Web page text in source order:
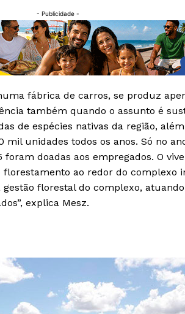
- Publicidade -
fábrica de carros, se produz
também quando o assunto é
de espécies nativas da região,
unidades todos os anos. Só no
doadas aos empregados. O
ao redor do complexo
florestal do complexo,
explica Mesz.